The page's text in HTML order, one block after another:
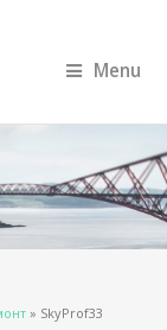
Menu
» SkyProf33